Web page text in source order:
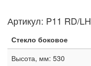
Артикул: P11 RD/LH
Стекло боковое
Высота, мм: 530